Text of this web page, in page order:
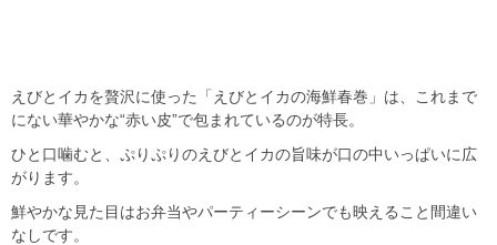
えびとイカを贅沢に使った「えびとイカの海鮮春巻」は、これまで
にない華やかな“赤い皮”で包まれているのが特長。
ひと口噛むと、ぷりぷりのえびとイカの旨味が口の中いっぱいに広
がります。
鮮やかな見た目はお弁当やパーティーシーンでも映えること間違い
なしです。